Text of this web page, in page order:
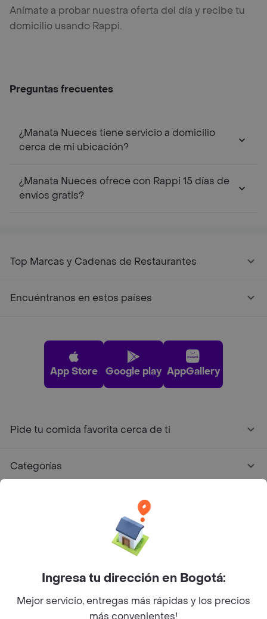
Anímate a probar nuestra oferta del día y recibe tu
domicilio usando Rappi.
Preguntas frecuentes
¿Manata Nueces tiene servicio a domicilio
cerca de mi ubicación?
¿Manata Nueces ofrece con Rappi 15 días de
envíos gratis?
Top Marcas y Cadenas de Restaurantes
Encuéntranos en estos países
App Store Google play AppGallery
Pide tu comida favorita cerca de ti
Categorías
Facebook
Twitter
Instagram
©2026Rappi Inc. All rights reserved.
Ingresa tu dirección en Bogotá:
Mejor servicio, entregas más rápidas y los precios
más convenientes!